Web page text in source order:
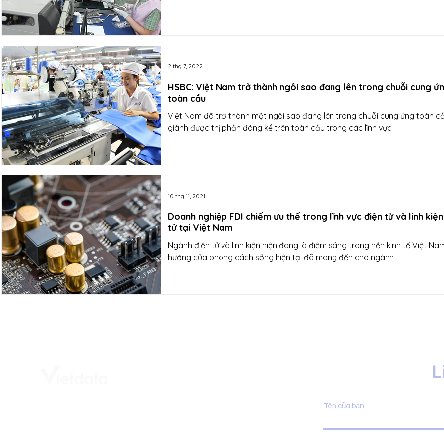
HSBC: Việt Nam trở thành ngôi sao đang lên trong chuỗi cung
toàn cầu
Việt Nam đã trở thành một ngôi sao đang lên trong chuỗi cung ứng toàn
giành được thị phần đáng kể trên toàn cầu trong các lĩnh vực
2 thg 7, 2022
Doanh nghiệp FDI chiếm ưu thế trong lĩnh vực điện tử và linh
tử tại Việt Nam
Ngành điện tử và linh kiện hiện đang là điểm sáng trong nền kinh tế Việt
hướng của phong cách sống hiện tại đã mang đến cho ngành
10 thg 11, 2021
Tên của bạn